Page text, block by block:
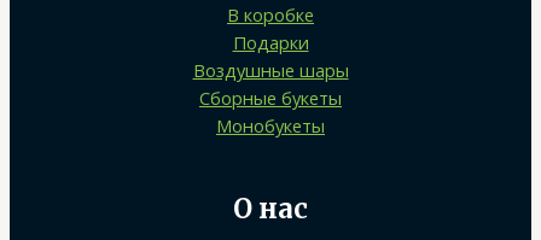
В коробке
Подарки
Воздушные шары
Сборные букеты
Монобукеты
О нас